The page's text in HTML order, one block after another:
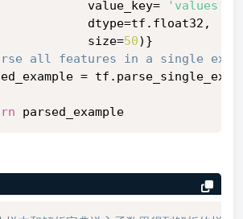
value_key=
'values'
dtype=tf.float32,
size=
50)}
all features in a single
=
parsed_example